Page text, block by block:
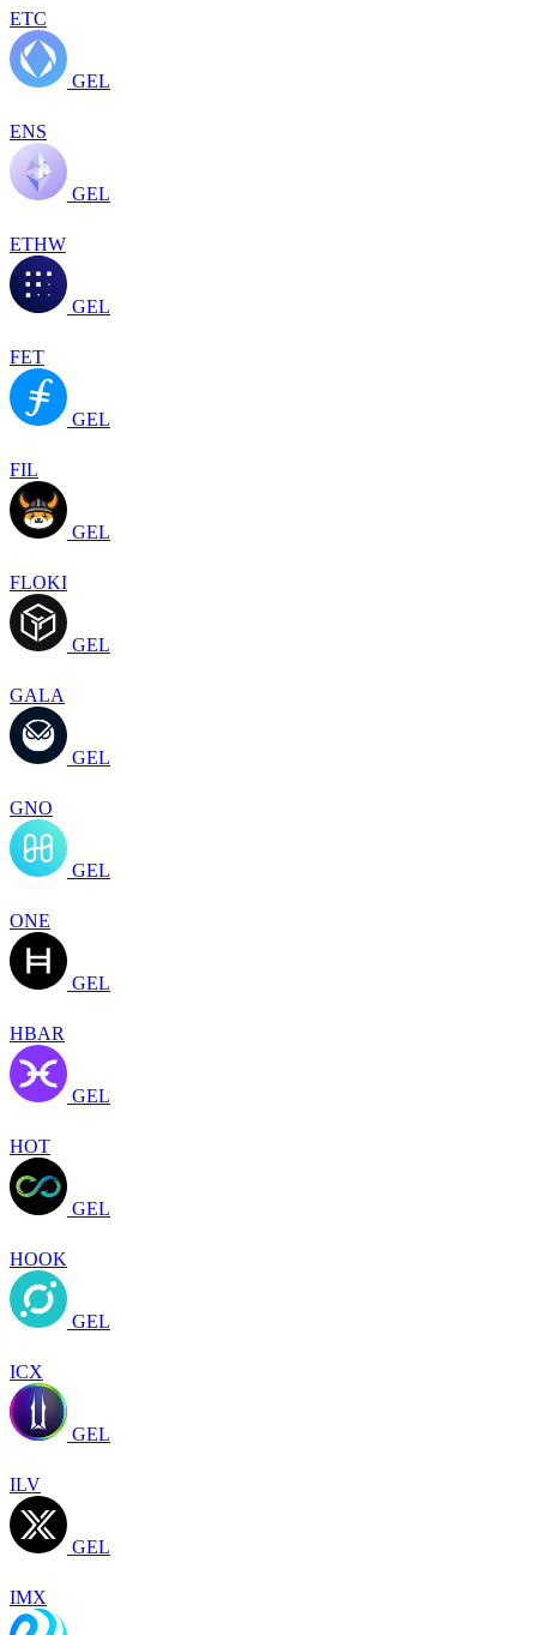
ETC
GEL
ENS
GEL
ETHW
GEL
FET
GEL
FIL
GEL
FLOKI
GEL
GALA
GEL
GNO
GEL
ONE
GEL
HBAR
GEL
HOT
GEL
HOOK
GEL
ICX
GEL
ILV
GEL
IMX